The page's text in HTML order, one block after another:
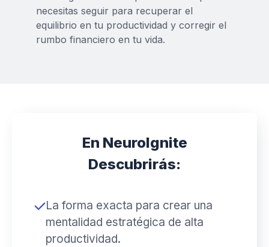
necesitas seguir para recuperar el
equilibrio en tu productividad y corregir el
rumbo financiero en tu vida.
En NeuroIgnite
Descubrirás:
La forma exacta para crear una
mentalidad estratégica de alta
productividad.